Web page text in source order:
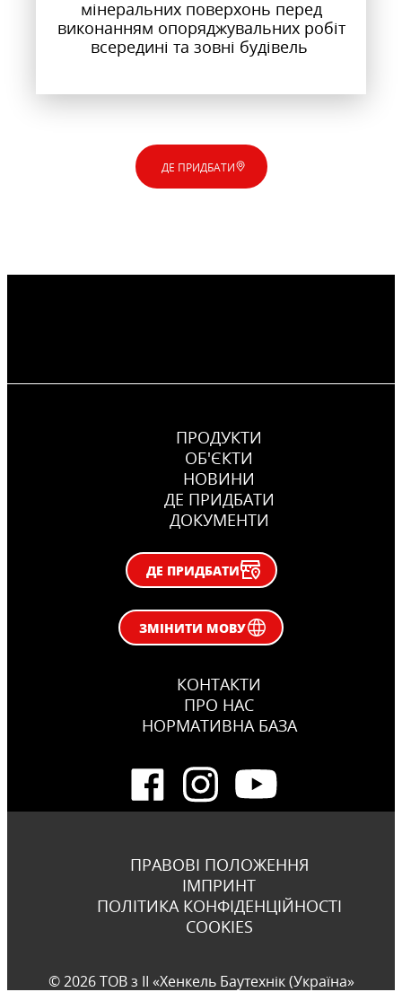
мінеральних поверхонь перед
виконанням опоряджувальних робіт
всередині та зовні будівель
ДЕ ПРИДБАТИ
ПРОДУКТИ
ОБ'ЄКТИ
НОВИНИ
ДЕ ПРИДБАТИ
ДОКУМЕНТИ
ДЕ ПРИДБАТИ
ЗМІНИТИ МОВУ
КОНТАКТИ
ПРО НАС
НОРМАТИВНА БАЗА
ПРАВОВІ ПОЛОЖЕННЯ
ІМПРИНТ
ПОЛІТИКА КОНФІДЕНЦІЙНОСТІ
COOKIES
© 2026 ТОВ з ІІ «Хенкель Баутехнік (Україна»